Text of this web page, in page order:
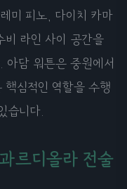
미 피노, 다이치 카마
비 라인 사이 공간을
아담 워튼은 중원에서
심적인 역할을 수행
습니다.
르디올라 전술